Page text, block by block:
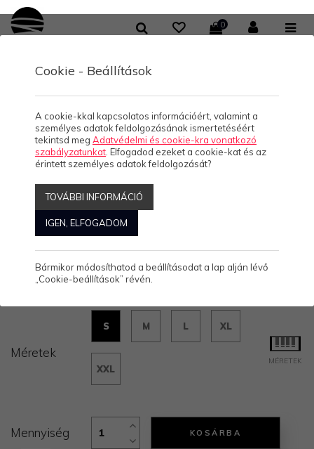
0
BALCSI- NŐI PÓLÓ
BALCSI- NŐI PÓLÓ
BALCSI- NŐI PÓLÓ
4.490 Ft/db
Női kerek nyakú Balatonos póló
Méretek
S M L XL
XXL
MÉRETEK
Mennyiség KOSÁRBA
Cookie - Beállítások
A cookie-kkal kapcsolatos információért, valamint a
személyes adatok feldolgozásának ismertetéséért
tekintsd meg Adatvédelmi és cookie-kra vonatkozó
szabályzatunkat . Elfogadod ezeket a cookie-kat és az
érintett személyes adatok feldolgozását?
TOVÁBBI INFORMÁCIÓ
IGEN, ELFOGADOM
Bármikor módosíthatod a beállításodat a lap alján lévő
„Cookie-beállítások” révén.